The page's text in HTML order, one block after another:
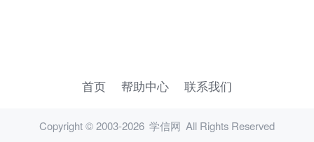
首页 帮助中心 联系我们
Copyright © 2003-2026 学信网 All Rights Reserved